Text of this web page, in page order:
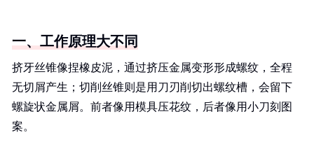
一、工作原理大不同
挤牙丝锥像捏橡皮泥，通过挤压金属变形形成螺纹，全程
无切屑产生；切削丝锥则是用刀刃削切出螺纹槽，会留下
螺旋状金属屑。前者像用模具压花纹，后者像用小刀刻图
案。